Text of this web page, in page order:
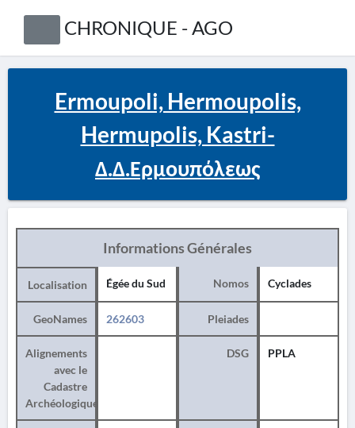
CHRONIQUE - AGO
Ermoupoli, Hermoupolis,
Hermupolis, Kastri-
Δ.Δ.Ερμουπόλεως
Informations Générales
Localisation Égée du Sud Nomos Cyclades
GeoNames 262603 Pleiades
Alignements
avec le
Cadastre
Archéologique
DSG PPLA